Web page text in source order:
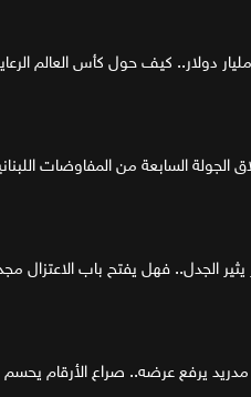
الجولة السابعة من المفاوضات
يثير الجدل.. فهل يفتح باب الاعتزال
مدريد يرفع عرضه.. صراع الأرقام